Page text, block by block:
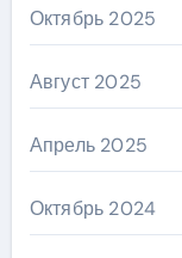
Октябрь 2025
Август 2025
Апрель 2025
Октябрь 2024